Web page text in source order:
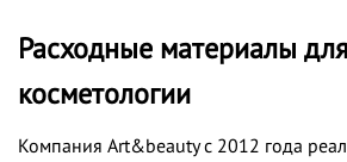
Расходные материалы для
косметологии
Компания Art&beauty с 2012 года